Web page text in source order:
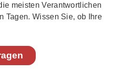
meisten Verantwortlichen
Tagen. Wissen Sie, ob Ihre